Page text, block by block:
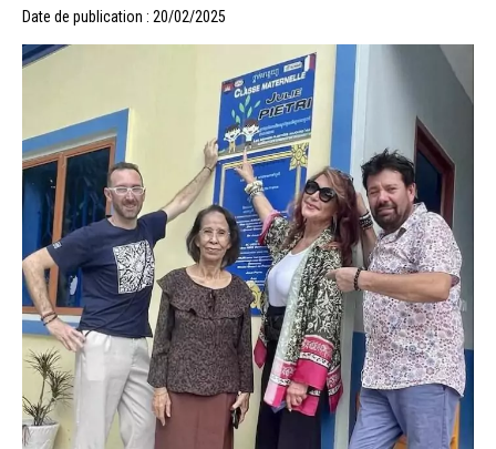
Date de publication : 20/02/2025